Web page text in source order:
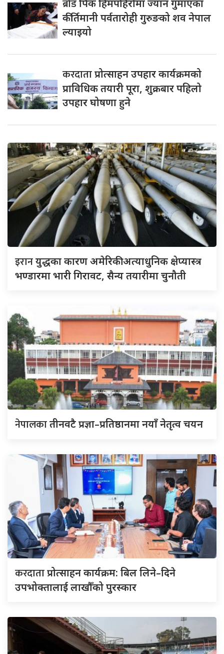
ब्रोडपिक हिमपहिरोमा ज्यान गुमाएका
कीर्तिमानी पर्वतारोही गुरुङको शव नेपाल
ल्याइयो
करदाताप्रोत्साहन उपहार कार्यक्रमको
प्राविधिक तयारी पूरा, शुक्रबार पहिलो
उपहार घोषणा हुने
इरानयुद्धका कारण अमेरिकी अत्याधुनिक क्षेप्यास्त्र
भण्डारमा भारी गिरावट, सैन्य तयारीमा चुनौती
नेपालकातीनवटै प्रज्ञा–प्रतिष्ठानमा नयाँ नेतृत्व चयन
करदाताप्रोत्साहन कार्यक्रम: बिल लिने–दिने
उपभोक्तालाई लाखौँको पुरस्कार